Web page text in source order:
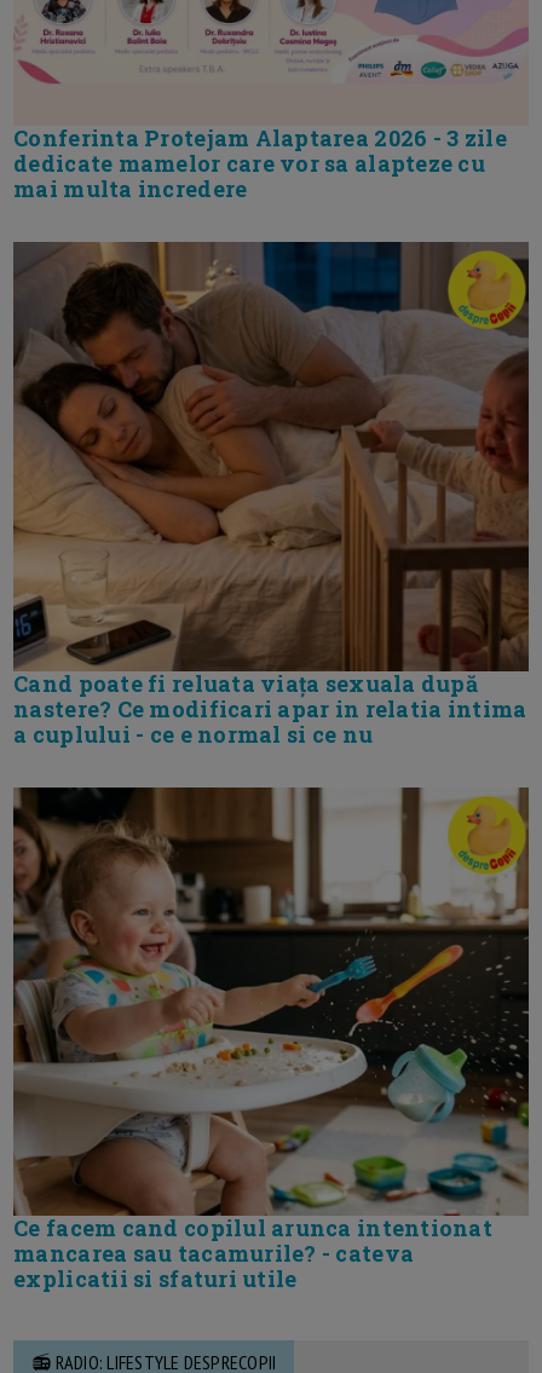
Conferinta Protejam Alaptarea 2026 - 3 zile
dedicate mamelor care vor sa alapteze cu
mai multa incredere
Cand poate fi reluata viața sexuala după
nastere? Ce modificari apar in relatia intima
a cuplului - ce e normal si ce nu
Ce facem cand copilul arunca intentionat
mancarea sau tacamurile? - cateva
explicatii si sfaturi utile
📻 RADIO: LIFESTYLE DESPRECOPII